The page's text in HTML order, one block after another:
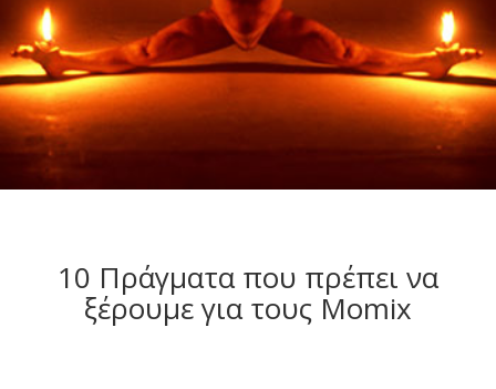
10 Πράγματα που πρέπει να
ξέρουμε για τους Momix